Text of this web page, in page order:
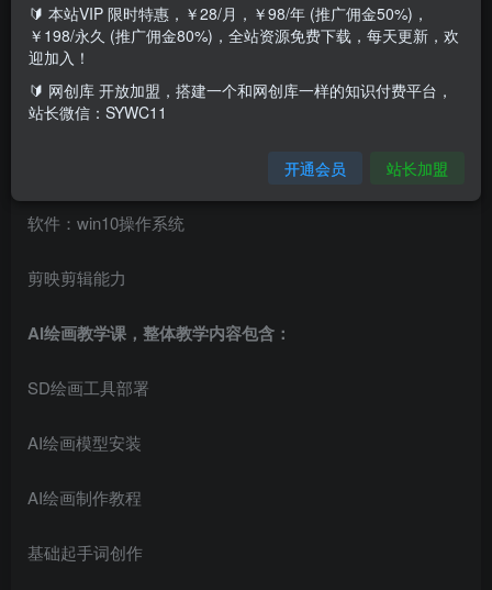
确认满足以下条件才能学习：
硬件：NVIDIA显卡4G以上
软件：win10操作系统
剪映剪辑能力
AI绘画教学课，整体教学内容包含：
SD绘画工具部署
AI绘画模型安装
AI绘画制作教程
基础起手词创作
🔰 本站VIP 限时特惠，￥28/月，￥98/年 (推广佣金50%)，
￥198/永久 (推广佣金80%)，全站资源免费下载，每天更新，欢
迎加入！
🔰 网创库 开放加盟，搭建一个和网创库一样的知识付费平台，
站长微信：SYWC11
开通会员 站长加盟